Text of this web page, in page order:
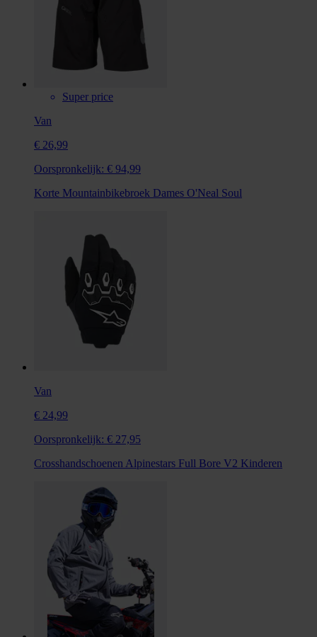
Super price
Van
€ 26,99
Oorspronkelijk: € 94,99
Korte Mountainbikebroek Dames O'Neal Soul
Van
€ 24,99
Oorspronkelijk: € 27,95
Crosshandschoenen Alpinestars Full Bore V2 Kinderen